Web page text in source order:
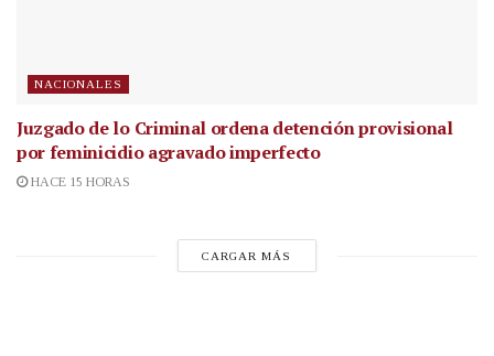
NACIONALES
Juzgado de lo Criminal ordena detención provisional
por feminicidio agravado imperfecto
HACE 15 HORAS
CARGAR MÁS